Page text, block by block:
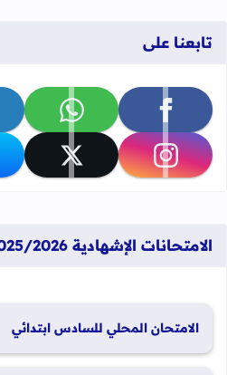
تابعنا على
تابعنا على facebook تابعنا على whatsapp
تابعنا على instagram تابعنا على x
الامتحانات الإشهادية 2025/2026
الامتحان المحلي للسادس ابتدائي